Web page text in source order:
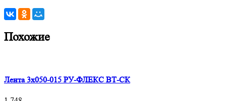
Похожие
Лента 3х050-015 РУ-ФЛЕКС ВТ-СК